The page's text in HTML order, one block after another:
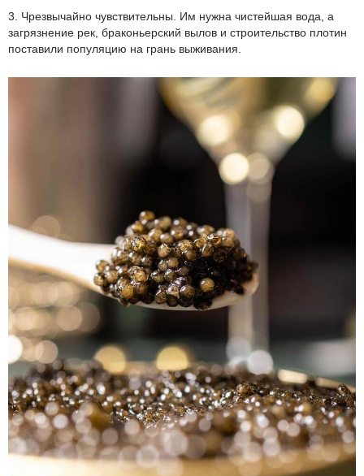
3. Чрезвычайно чувствительны. Им нужна чистейшая вода, а
загрязнение рек, браконьерский вылов и строительство плотин
поставили популяцию на грань выживания.